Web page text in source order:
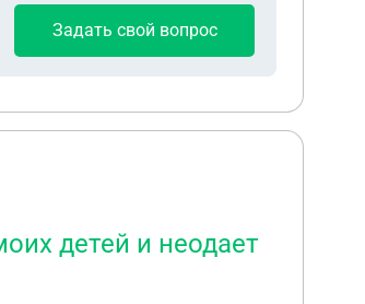
Задать свой вопрос
детей и неодает